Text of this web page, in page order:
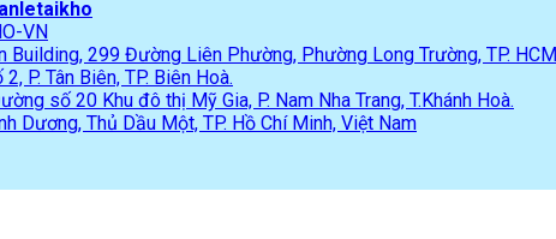
VN
Building, 299 Đường Liên Phường, Phường Long Trường, TP. HCM
P. Tân Biên, TP. Biên Hoà.
số 20 Khu đô thị Mỹ Gia, P. Nam Nha Trang, T.Khánh Hoà.
Dương, Thủ Dầu Một, TP. Hồ Chí Minh, Việt Nam